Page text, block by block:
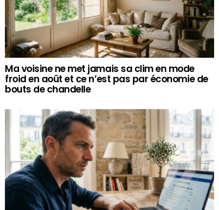
Ma voisine ne met jamais sa clim en mode
froid en août et ce n’est pas par économie de
bouts de chandelle